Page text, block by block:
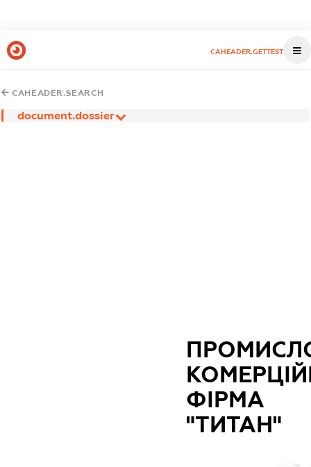
CAHEADER.GETTEST
CAHEADER.SEARCH
document.dossier
ФІРМА
"ТИТАН"